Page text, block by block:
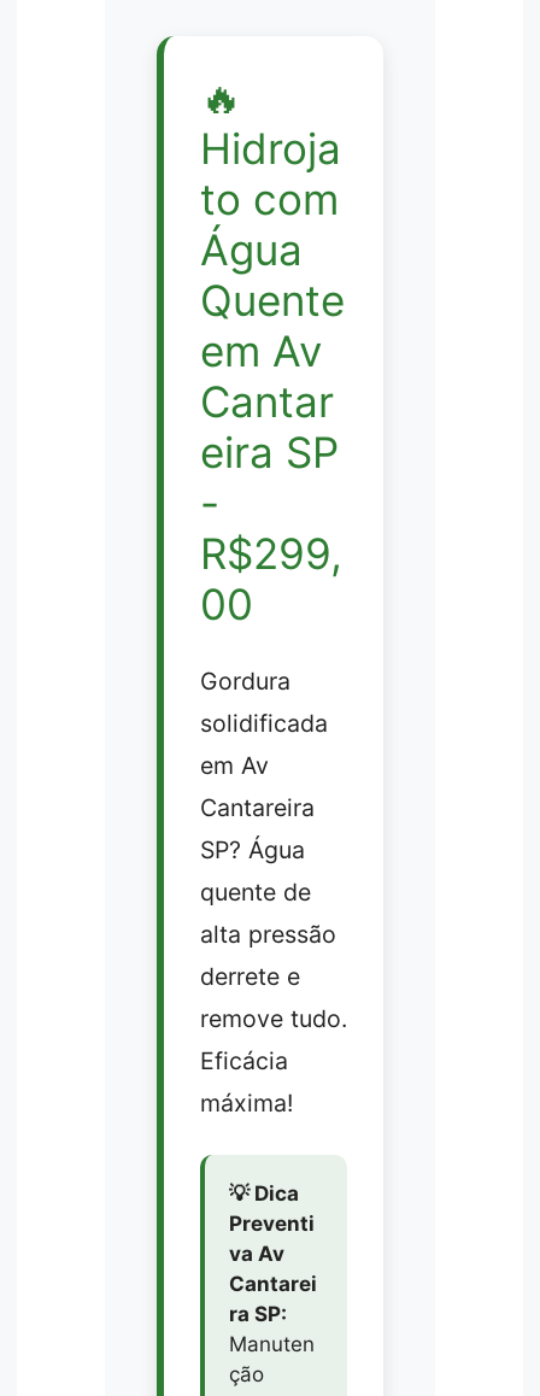
🔥
Hidroja
to com
Água
Quente
em Av
Cantar
eira SP
-
R$299,
00
Gordura
solidificada
em Av
Cantareira
SP? Água
quente de
alta pressão
derrete e
remove tudo.
Eficácia
máxima!
💡 Dica
Preventi
va Av
Cantarei
ra SP:
Manuten
ção